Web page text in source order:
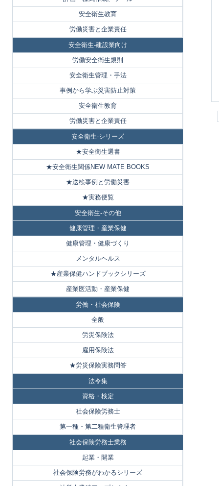
安全衛生教育
労働災害と企業責任
安全衛生-建設業向け
労働安全衛生規則
安全衛生管理・手法
事例から学ぶ災害防止対策
安全衛生教育
労働災害と企業責任
安全衛生-シリーズ
★安全衛生選書
★安全衛生関係NEW MATE BOOKS
★送検事例と労働災害
★実務便覧
安全衛生-その他
健康管理・産業保健
健康管理・健康づくり
メンタルヘルス
★産業保健ハンドブックシリーズ
産業医活動・産業保健
労働・社会保険
全般
労災保険法
雇用保険法
★労災保険実務問答
法令集
資格・検定
社会保険労務士
第一種・第二種衛生管理者
社会保険労務士業務
起業・開業
社会保険労務がわかるシリーズ